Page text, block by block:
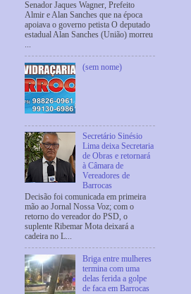
Senador Jaques Wagner, Prefeito
Almir e Alan Sanches que na época
apoiava o governo petista O deputado
estadual Alan Sanches (União) morreu
...
(sem nome)
Secretário Sinésio
Lima deixa Secretaria
de Obras e retornará
à Câmara de
Vereadores de
Barrocas
Decisão foi comunicada em primeira
mão ao Jornal Nossa Voz; com o
retorno do vereador do PSD, o
suplente Ribemar Mota deixará a
cadeira no L...
Briga entre mulheres
termina com uma
delas ferida a golpe
de faca em Barrocas